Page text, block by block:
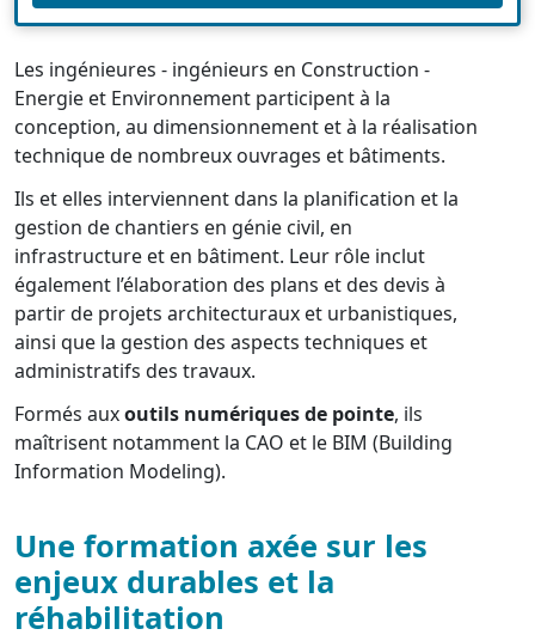
Les ingénieures - ingénieurs en Construction -
Energie et Environnement participent à la
conception, au dimensionnement et à la réalisation
technique de nombreux ouvrages et bâtiments.
Ils et elles interviennent dans la planification et la
gestion de chantiers en génie civil, en
infrastructure et en bâtiment. Leur rôle inclut
également l’élaboration des plans et des devis à
partir de projets architecturaux et urbanistiques,
ainsi que la gestion des aspects techniques et
administratifs des travaux.
Formés auxoutils numériques de pointe, ils
maîtrisent notamment la CAO et le BIM (Building
Information Modeling).
Une formation axée sur les
enjeux durables et la
réhabilitation